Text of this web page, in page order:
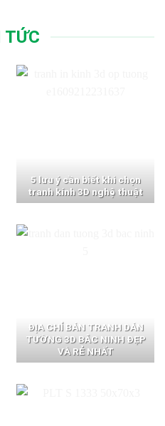
TỨC
5 lưu ý cần biết khi chọn
tranh kính 3D nghệ thuật
ĐỊA CHỈ BÁN TRANH DÁN
TƯỜNG 3D BẮC NINH ĐẸP
VÀ RẺ NHẤT